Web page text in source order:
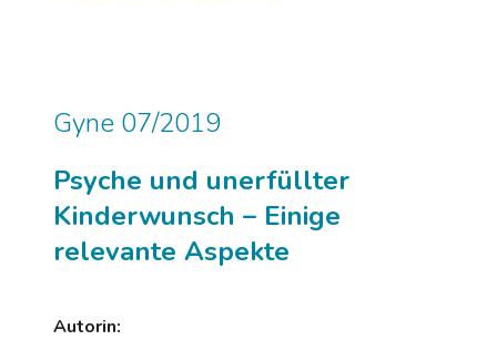
Gyne 07/2019
Psyche und unerfüllter
Kinderwunsch – Einige
relevante Aspekte
Autorin: